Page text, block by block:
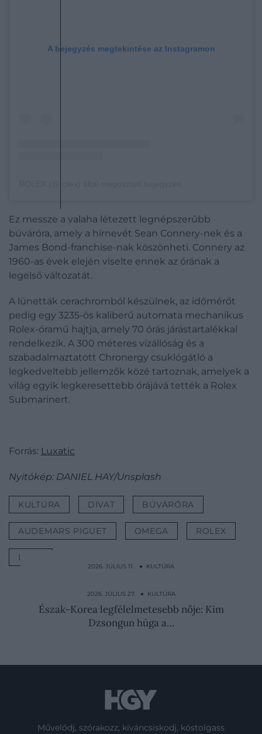
A bejegyzés megtekintése az Instagramon
Ez messze a valaha létezett legnépszerűbb
búváróra, amely a hírnevét Sean Connery-nek és a
James Bond-franchise-nak köszönheti. Connery az
1960-as évek elején viselte ennek az órának a
legelső változatát.
A lünetták cerachromból készülnek, az időmérőt
pedig egy 3235-ös kaliberű automata mechanikus
Rolex-óramű hajtja, amely 70 órás járástartalékkal
rendelkezik. A 300 méteres vízállóság és a
szabadalmaztatott Chronergy csuklógátló a
legkedveltebb jellemzők közé tartoznak, amelyek a
világ egyik legkeresettebb órájává tették a Rolex
Submarinert.
Forrás: Luxatic
Nyitókép: DANIEL HAY/Unsplash
KULTÚRA DIVAT BÚVÁRÓRA
AUDEMARS PIGUET OMEGA ROLEX
LISTA
2026. JÚLIUS 11. ● KULTÚRA
képét van Gogh
2026. JÚLIUS 27. ● KULTÚRA
Észak-Korea legfélelmetesebb nője: Kim
Dzsongun húga a…
Művelődj, szórakozz, kíváncsiskodj, kóstolgass